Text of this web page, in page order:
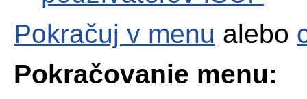
Pokračuj v menu alebo
Pokračovanie menu: